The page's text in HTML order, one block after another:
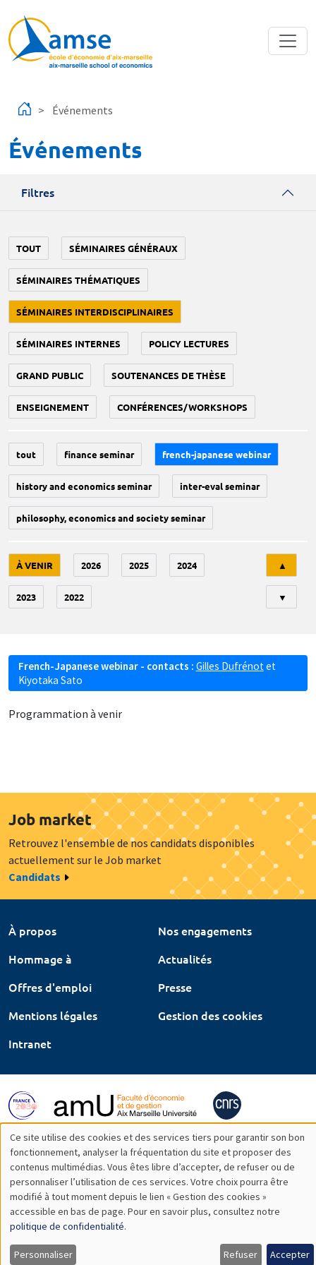
Événements
Événements
Filtres
TOUT SÉMINAIRES GÉNÉRAUX
SÉMINAIRES THÉMATIQUES
SÉMINAIRES INTERDISCIPLINAIRES
SÉMINAIRES INTERNES POLICY LECTURES
GRAND PUBLIC SOUTENANCES DE THÈSE
ENSEIGNEMENT CONFÉRENCES/WORKSHOPS
tout finance seminar french-japanese webinar
history and economics seminar inter-eval seminar
philosophy, economics and society seminar
À VENIR 2026 2025 2024
2023 2022
▲
▼
French-Japanese webinar - contacts : Gilles Dufrénot et
Kiyotaka Sato
Programmation à venir
Job market
Retrouvez l'ensemble de nos candidats disponibles
actuellement sur le Job market
Candidats
À propos
Nos engagements
Hommage à
Actualités
Offres d'emploi
Presse
Mentions légales
Gestion des cookies
Intranet
Utilisation
des
données
personnelles
et
Ce site utilise des cookies et des services tiers pour garantir son bon
fonctionnement, analyser la fréquentation du site et proposer des
contenus multimédias. Vous êtes libre d’accepter, de refuser ou de
personnaliser l’utilisation de ces services. Votre choix pourra être
modifié à tout moment depuis le lien « Gestion des cookies »
accessible en bas de page. Pour en savoir plus, consultez notre
politique de confidentialité.
Personnaliser Refuser Accepter